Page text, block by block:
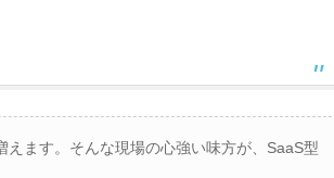
ます。そんな現場の心強い味方が、SaaS型